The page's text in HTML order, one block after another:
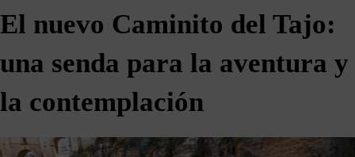
El nuevo Caminito del Tajo:
una senda para la aventura y
la contemplación